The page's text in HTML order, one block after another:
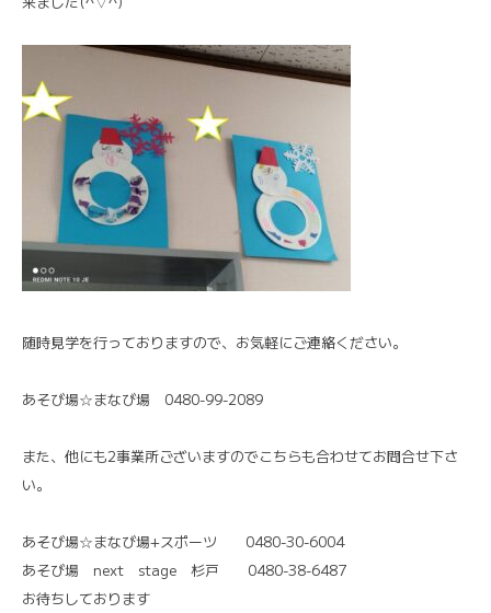
随時見学を行っておりますので、お気軽にご連絡ください。
あそび場☆まなび場 0480-99-2089
また、他にも2事業所ございますのでこちらも合わせてお問合せ下さ
い。
あそび場☆まなび場+スポーツ 0480-30-6004
あそび場 next stage 杉戸 0480-38-6487
お待ちしております